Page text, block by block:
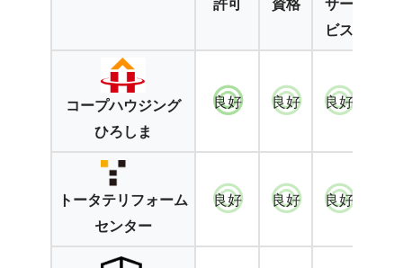
許可
資格
サー
ビス
コープハウジング
ひろしま
良好 良好 良好
トータテリフォーム
センター
良好 良好 良好